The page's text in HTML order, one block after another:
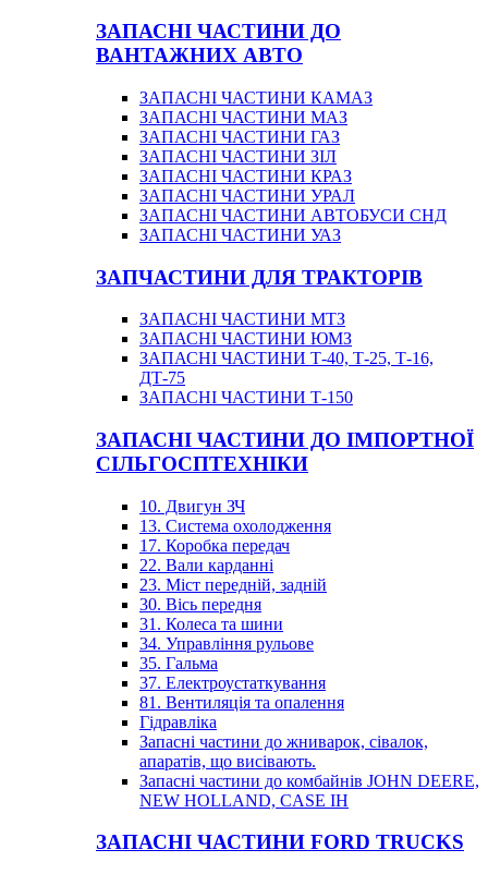
ЗАПАСНІ ЧАСТИНИ ДО
ВАНТАЖНИХ АВТО
ЗАПАСНІ ЧАСТИНИ КАМАЗ
ЗАПАСНІ ЧАСТИНИ МАЗ
ЗАПАСНІ ЧАСТИНИ ГАЗ
ЗАПАСНІ ЧАСТИНИ ЗІЛ
ЗАПАСНІ ЧАСТИНИ КРАЗ
ЗАПАСНІ ЧАСТИНИ УРАЛ
ЗАПАСНІ ЧАСТИНИ АВТОБУСИ СНД
ЗАПАСНІ ЧАСТИНИ УАЗ
ЗАПЧАСТИНИ ДЛЯ ТРАКТОРІВ
ЗАПАСНІ ЧАСТИНИ МТЗ
ЗАПАСНІ ЧАСТИНИ ЮМЗ
ЗАПАСНІ ЧАСТИНИ Т-40, Т-25, Т-16,
ДТ-75
ЗАПАСНІ ЧАСТИНИ Т-150
ЗАПАСНІ ЧАСТИНИ ДО ІМПОРТНОЇ
СІЛЬГОСПТЕХНІКИ
10. Двигун ЗЧ
13. Система охолодження
17. Коробка передач
22. Вали карданні
23. Міст передній, задній
30. Вісь передня
31. Колеса та шини
34. Управління рульове
35. Гальма
37. Електроустаткування
81. Вентиляція та опалення
Гідравліка
Запасні частини до жниварок, сівалок,
апаратів, що висівають.
Запасні частини до комбайнів JOHN DEERE,
NEW HOLLAND, CASE IH
ЗАПАСНІ ЧАСТИНИ FORD TRUCKS